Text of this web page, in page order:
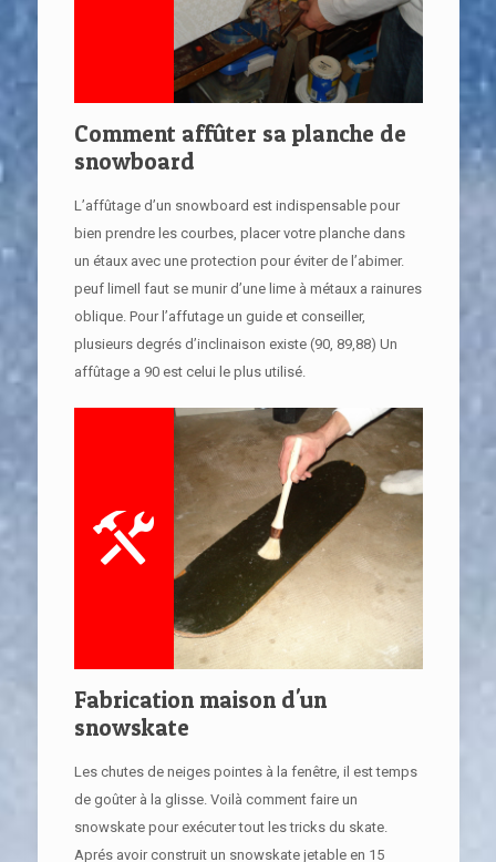
Comment affûter sa planche de
snowboard
L’affûtage d’un snowboard est indispensable pour
bien prendre les courbes, placer votre planche dans
un étaux avec une protection pour éviter de l’abimer.
peuf limeIl faut se munir d’une lime à métaux a rainures
oblique. Pour l’affutage un guide et conseiller,
plusieurs degrés d’inclinaison existe (90, 89,88) Un
affûtage a 90 est celui le plus utilisé.
Fabrication maison d'un
snowskate
Les chutes de neiges pointes à la fenêtre, il est temps
de goûter à la glisse. Voilà comment faire un
snowskate pour exécuter tout les tricks du skate.
Aprés avoir construit un snowskate jetable en 15